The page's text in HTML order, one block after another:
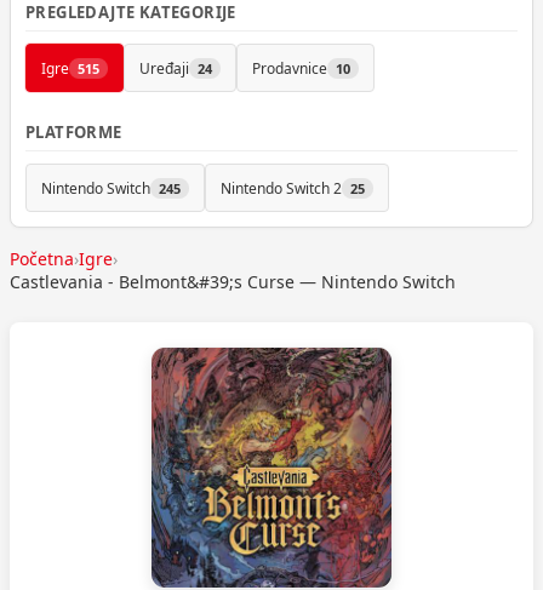
PREGLEDAJTE KATEGORIJE
Igre 515 Uređaji 24 Prodavnice 10
PLATFORME
Nintendo Switch 245 Nintendo Switch 2 25
Početna›Igre›
Castlevania - Belmont&#39;s Curse — Nintendo Switch